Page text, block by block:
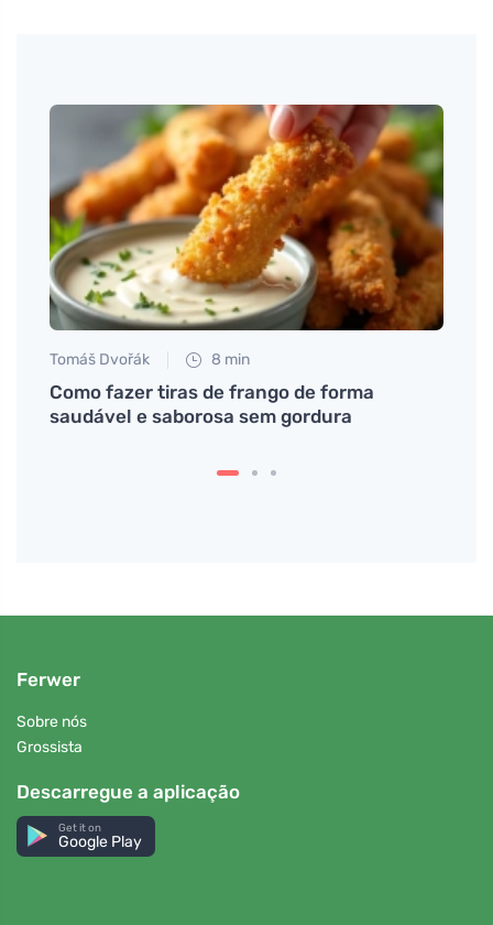
Tomáš Dvořák 8 min
Como fazer tiras de frango de forma
saudável e saborosa sem gordura
Ferwer
Sobre nós
Grossista
Descarregue a aplicação
Get it on
Google Play